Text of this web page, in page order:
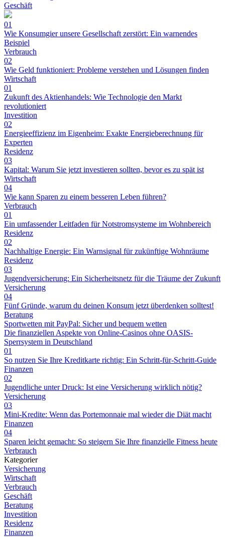
Geschäft
01
Wie Konsumgier unsere Gesellschaft zerstört: Ein warnendes
Beispiel
Verbrauch
02
Wie Geld funktioniert: Probleme verstehen und Lösungen finden
Wirtschaft
01
Zukunft des Aktienhandels: Wie Technologie den Markt
revolutioniert
Investition
02
Energieeffizienz im Eigenheim: Exakte Energieberechnung für
Experten
Residenz
03
Kapital: Warum Sie jetzt investieren sollten, bevor es zu spät ist
Wirtschaft
04
Wie kann Sparen zu einem besseren Leben führen?
Verbrauch
01
Ein umfassender Leitfaden für Notstromsysteme im Wohnbereich
Residenz
02
Nachhaltige Energie: Ein Warnsignal für zukünftige Wohnräume
Residenz
03
Jugendversicherung: Ein Sicherheitsnetz für die Träume der Zukunft
Versicherung
04
Fünf Gründe, warum du deinen Konsum jetzt überdenken solltest!
Beratung
Sportwetten mit PayPal: Sicher und bequem wetten
Die finanziellen Aspekte von Online-Casinos ohne OASIS-
Sperrsystem in Deutschland
01
So nutzen Sie Ihre Kreditkarte richtig: Ein Schritt-für-Schritt-Guide
Finanzen
02
Jugendliche unter Druck: Ist eine Versicherung wirklich nötig?
Versicherung
03
Mini-Kredite: Wenn das Portemonnaie mal wieder die Diät macht
Finanzen
04
Sparen leicht gemacht: So steigern Sie Ihre finanzielle Fitness heute
Verbrauch
Kategorier
Versicherung
Wirtschaft
Verbrauch
Geschäft
Beratung
Investition
Residenz
Finanzen